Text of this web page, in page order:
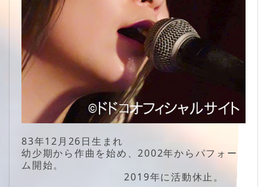
83年12月26日生まれ
幼少期から作曲を始め、2002年からパフォー
ム開始。
2019年に活動休止。